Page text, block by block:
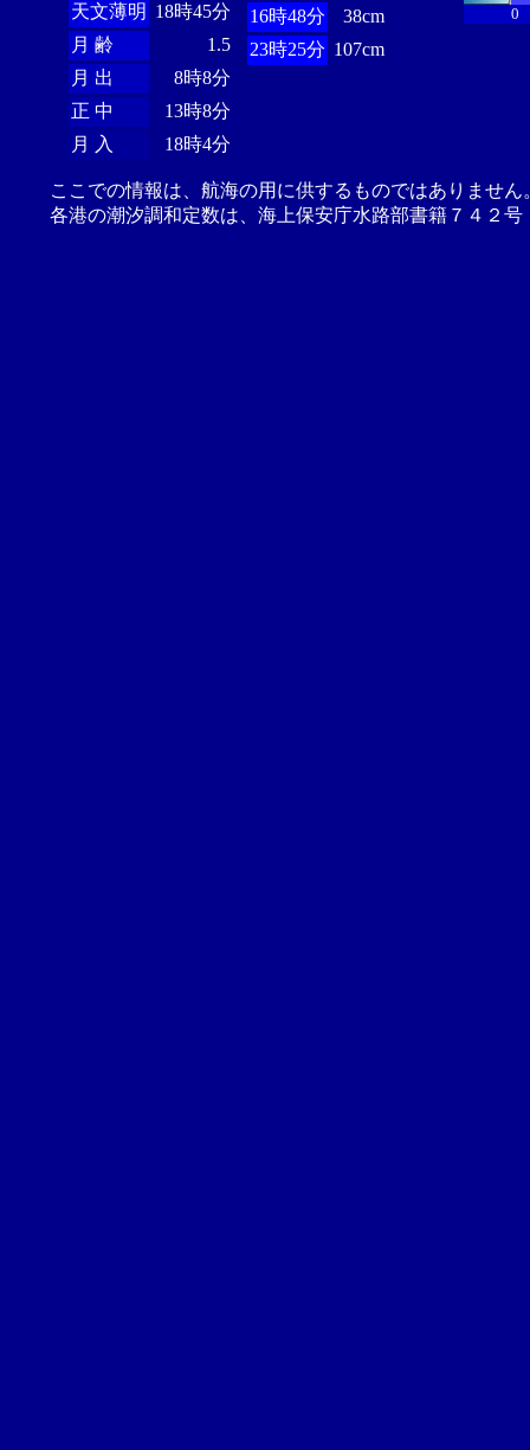
天文薄明 18時45分
月 齢
1.5
月 出
8時8分
正 中
13時8分
月 入
18時4分
16時48分
38cm
23時25分 107cm
0
ここでの情報は、航海の用に供するものではありませ
各港の潮汐調和定数は、海上保安庁水路部書籍７４２